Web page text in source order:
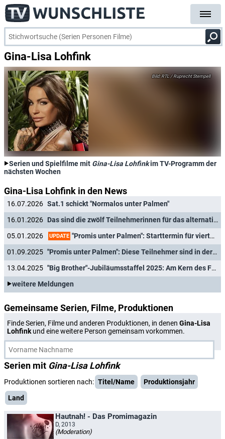
Gina-Lisa Lohfink
RTL / Ruprecht Stempell
Serien und Spielfilme mit Gina-Lisa Lohfinkim TV-Programm der
nächsten Wochen
Gina-Lisa Lohfink in den News
16.07.2026 Sat.1 schickt "Normalos unter Palmen"
16.01.2026
Das sind die zwölf Teilnehmerinnen für das alternative Dschungelcamp von RTL+
05.01.2026
UPDATE "Promis unter Palmen": Starttermin für vierte Staffel der kontroversen Realityshow bekannt
01.09.2025
"Promis unter Palmen": Diese Teilnehmer sind in der vierten Staffel dabei
13.04.2025
"Big Brother"-Jubiläumsstaffel 2025: Am Kern des Formats und den Fans vorbeigesendet
weitere Meldungen
Gemeinsame Serien, Filme, Produktionen
Finde Serien, Filme und anderen Produktionen, in denen Gina-Lisa
Lohfink und eine weitere Person gemeinsam vorkommen.
Serien mit Gina-Lisa Lohfink
Produktionen sortieren nach: Titel/Name
Produktionsjahr
Land
Hautnah! - Das Promimagazin
D, 2013
(Moderation)